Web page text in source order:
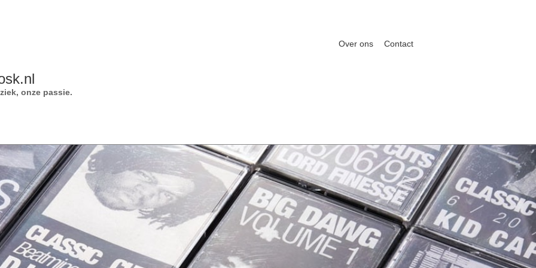
onze passie.
Over ons Contact